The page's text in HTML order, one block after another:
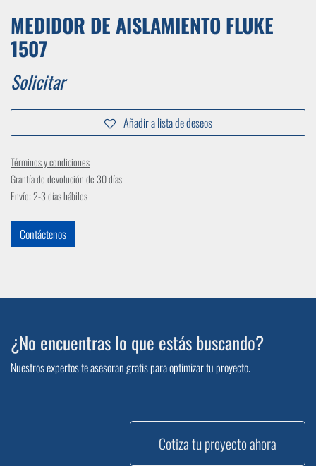
MEDIDOR DE AISLAMIENTO FLUKE
1507
Solicitar
Añadir a lista de deseos
Términos y condiciones
Grantía de devolución de 30 días
Envío: 2-3 días hábiles
Contáctenos
¿No encuentras lo que estás buscando?
Nuestros expertos te asesoran gratis para optimizar tu proyecto.
Cotiza tu proyecto ahora